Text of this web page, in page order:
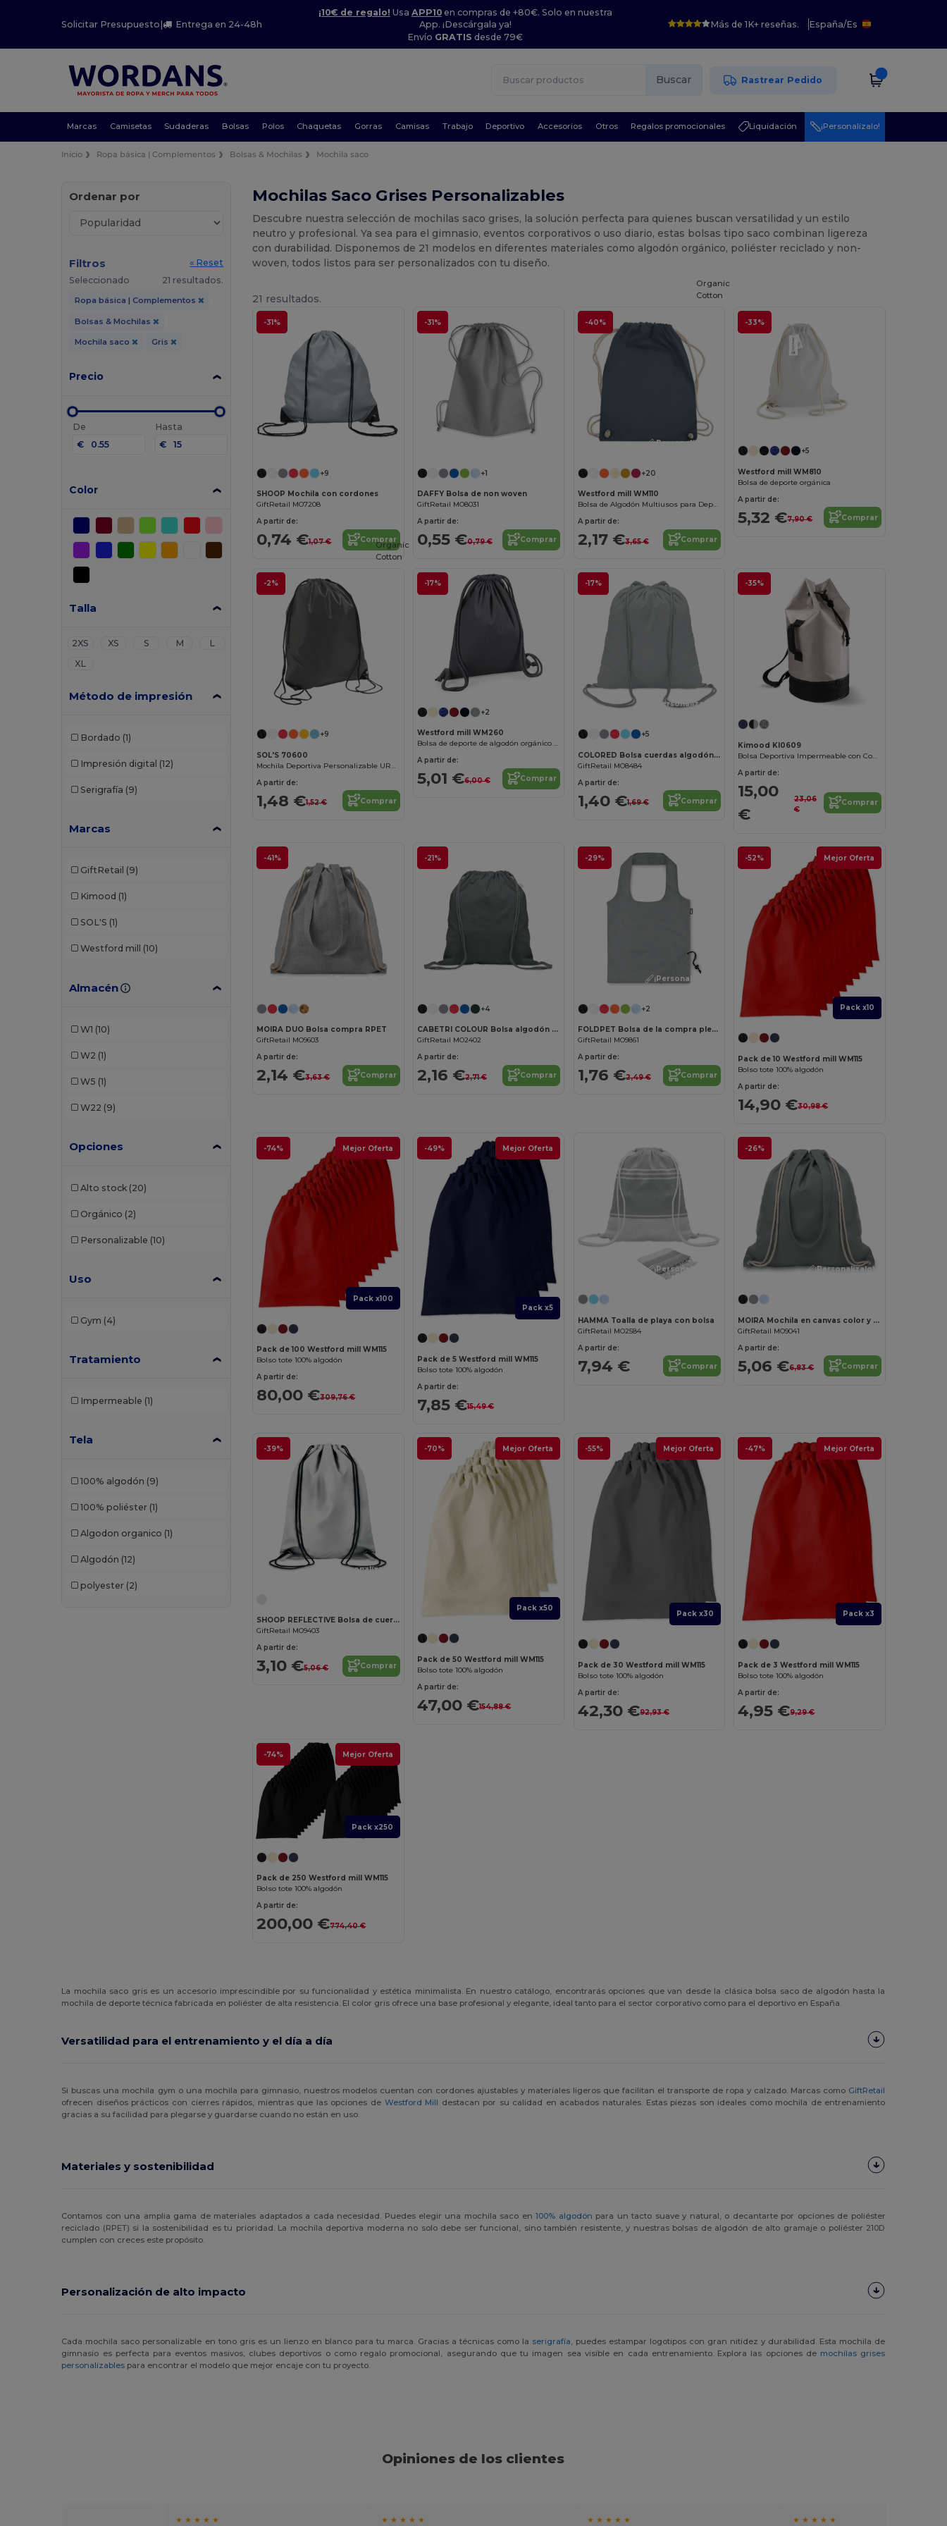
Solicitar Presupuesto | Entrega en 24-48h
¡10€ de regalo! Usa APP10en compras de +80€. Solo en nuestra
App. ¡Descárgala ya!
Envío GRATIS desde 79€
Más de 1K+ reseñas. España/Es
Buscar Rastrear Pedido
Marcas Camisetas Sudaderas Bolsas Polos Chaquetas Gorras Camisas Trabajo Deportivo Accesorios Otros Regalos promocionales Liquidación ¡Personalízalo!
Inicio Ropa básica | Complementos Bolsas & Mochilas Mochila saco
Ordenar por
Filtros
« Reset
Seleccionado
21 resultados.
Ropa básica | Complementos
Bolsas & Mochilas
Mochila saco Gris
Precio
De
€
Hasta
€
Color
Talla
2XS XS S M
L
XL
Método de impresión
Bordado (1)
Impresión digital (12)
Serigrafía (9)
Marcas
GiftRetail (9)
Kimood (1)
SOL'S (1)
Westford mill (10)
Almacén
W1 (10)
W2 (1)
W5 (1)
W22 (9)
Opciones
Alto stock (20)
Orgánico (2)
Personalizable (10)
Uso
Gym (4)
Tratamiento
Impermeable (1)
Tela
100% algodón (9)
100% poliéster (1)
Algodon organico (1)
Algodón (12)
polyester (2)
Mochilas Saco Grises Personalizables
Descubre nuestra selección de mochilas saco grises, la solución perfecta para quienes buscan versatilidad y un estilo
neutro y profesional. Ya sea para el gimnasio, eventos corporativos o uso diario, estas bolsas tipo saco combinan ligereza
con durabilidad. Disponemos de 21 modelos en diferentes materiales como algodón orgánico, poliéster reciclado y non-
woven, todos listos para ser personalizados con tu diseño.
21 resultados.
-31%
+9
SHOOP Mochila con cordones
GiftRetail MO7208
A partir de:
0,74 €1,07 € Comprar
-31%
+1
DAFFY Bolsa de non woven
GiftRetail MO8031
A partir de:
0,55 €0,79 € Comprar
-40%
¡Personalízalo!
+20
Westford mill WM110
Bolsa de Algodón Multiusos para Deporte
A partir de:
2,17 €3,65 € Comprar
-33%
Organic
Cotton
+5
Westford mill WM810
Bolsa de deporte orgánica
A partir de:
5,32 €7,90 € Comprar
-2%
+9
SOL'S 70600
Mochila Deportiva Personalizable URBAN
A partir de:
1,48 €1,52 € Comprar
-17%
Organic
Cotton
+2
Westford mill WM260
Bolsa de deporte de algodón orgánico de primera calidad
A partir de:
5,01 €6,00 € Comprar
-17%
¡Personalízalo!
+5
COLORED Bolsa cuerdas algodón 100 gsm
GiftRetail MO8484
A partir de:
1,40 €1,69 € Comprar
-35%
Kimood KI0609
Bolsa Deportiva Impermeable con Compartimento
A partir de:
15,00
€
23,06
€
Comprar
-41%
MOIRA DUO Bolsa compra RPET
GiftRetail MO9603
A partir de:
2,14 €3,63 € Comprar
-21%
+4
CABETRI COLOUR Bolsa algodón recicl. 140 gr/m
GiftRetail MO2402
A partir de:
2,16 €2,71 € Comprar
-29%
¡Personalízalo!
+2
FOLDPET Bolsa de la compra plegable RPE
GiftRetail MO9861
A partir de:
1,76 €2,49 € Comprar
-52% Mejor Oferta
Pack x10
Pack de 10 Westford mill WM115
Bolso tote 100% algodón
A partir de:
14,90 €30,98 €
-74% Mejor Oferta
Pack x100
Pack de 100 Westford mill WM115
Bolso tote 100% algodón
A partir de:
80,00 €309,76 €
-49% Mejor Oferta
Pack x5
Pack de 5 Westford mill WM115
Bolso tote 100% algodón
A partir de:
7,85 €15,49 €
¡Personalízalo!
HAMMA Toalla de playa con bolsa
GiftRetail MO2584
A partir de:
7,94 € Comprar
-26%
¡Personalízalo!
MOIRA Mochila en canvas color y asas
GiftRetail MO9041
A partir de:
5,06 €6,83 € Comprar
-39%
¡Personalízalo!
SHOOP REFLECTIVE Bolsa de cuerdas reflectante
GiftRetail MO9403
A partir de:
3,10 €5,06 € Comprar
-70% Mejor Oferta
Pack x50
Pack de 50 Westford mill WM115
Bolso tote 100% algodón
A partir de:
47,00 €154,88 €
-55% Mejor Oferta
Pack x30
Pack de 30 Westford mill WM115
Bolso tote 100% algodón
A partir de:
42,30 €92,93 €
-47% Mejor Oferta
Pack x3
Pack de 3 Westford mill WM115
Bolso tote 100% algodón
A partir de:
4,95 €9,29 €
-74% Mejor Oferta
Pack x250
Pack de 250 Westford mill WM115
Bolso tote 100% algodón
A partir de:
200,00 €774,40 €
La mochila saco gris es un accesorio imprescindible por su funcionalidad y estética minimalista. En nuestro catálogo, encontrarás opciones que van desde la clásica bolsa saco de algodón hasta la
mochila de deporte técnica fabricada en poliéster de alta resistencia. El color gris ofrece una base profesional y elegante, ideal tanto para el sector corporativo como para el deportivo en España.
Versatilidad para el entrenamiento y el día a día
Si buscas una mochila gym o una mochila para gimnasio, nuestros modelos cuentan con cordones ajustables y materiales ligeros que facilitan el transporte de ropa y calzado. Marcas como GiftRetail
ofrecen diseños prácticos con cierres rápidos, mientras que las opciones de Westford Mill destacan por su calidad en acabados naturales. Estas piezas son ideales como mochila de entrenamiento
gracias a su facilidad para plegarse y guardarse cuando no están en uso.
Materiales y sostenibilidad
Contamos con una amplia gama de materiales adaptados a cada necesidad. Puedes elegir una mochila saco en100% algodón para un tacto suave y natural, o decantarte por opciones de poliéster
reciclado (RPET) si la sostenibilidad es tu prioridad. La mochila deportiva moderna no solo debe ser funcional, sino también resistente, y nuestras bolsas de algodón de alto gramaje o poliéster 210D
cumplen con creces este propósito.
Personalización de alto impacto
Cada mochila saco personalizable en tono gris es un lienzo en blanco para tu marca. Gracias a técnicas como la serigrafía, puedes estampar logotipos con gran nitidez y durabilidad. Esta mochila de
gimnasio es perfecta para eventos masivos, clubes deportivos o como regalo promocional, asegurando que tu imagen sea visible en cada entrenamiento. Explora las opciones de mochilas grises
personalizables para encontrar el modelo que mejor encaje con tu proyecto.
Opiniones de los clientes
★ ★ ★ ★ ★ ★ ★ ★ ★ ★ ★ ★ ★ ★ ★ ★ ★ ★ ★ ★